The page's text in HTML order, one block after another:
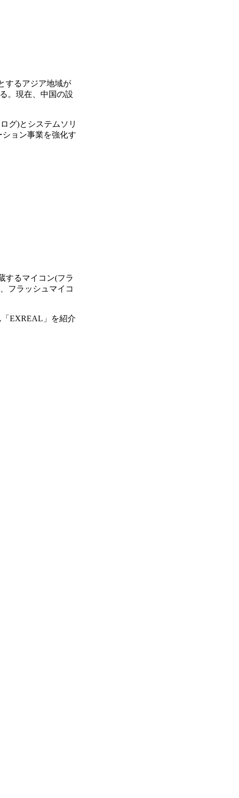
するアジア地域が
。現在、中国の設
グ)とシステムソリ
ョン事業を強化す
するマイコン(フラ
フラッシュマイコ
EXREAL」を紹介